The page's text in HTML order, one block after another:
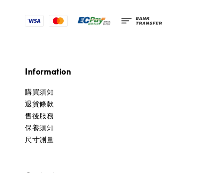
Information
購買須知
退貨條款
售後服務
保養須知
尺寸測量